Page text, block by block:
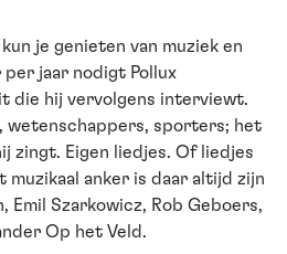
kun je genieten van muziek en
per jaar nodigt Pollux
die hij vervolgens interviewt.
wetenschappers, sporters; het
zingt. Eigen liedjes. Of liedjes
muzikaal anker is daar altijd zijn
Emil Szarkowicz, Rob Geboers,
Op het Veld.